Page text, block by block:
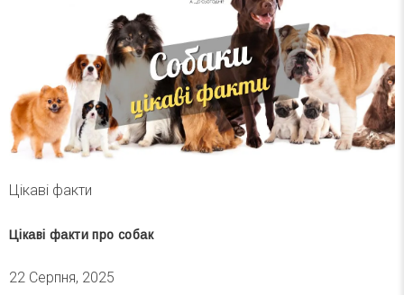
Цікаві факти
Цікаві факти про собак
22 Серпня, 2025